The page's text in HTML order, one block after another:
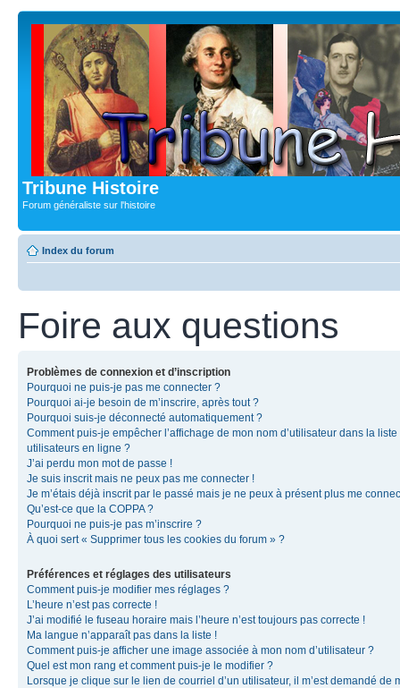
Tribune Histoire
Forum généraliste sur l'histoire
Index du forum
Foire aux questions
Problèmes de connexion et d’inscription
Pourquoi ne puis-je pas me connecter ?
Pourquoi ai-je besoin de m’inscrire, après tout ?
Pourquoi suis-je déconnecté automatiquement ?
Comment puis-je empêcher l’affichage de mon nom d’utilisateur dans la liste
utilisateurs en ligne ?
J’ai perdu mon mot de passe !
Je suis inscrit mais ne peux pas me connecter !
Je m’étais déjà inscrit par le passé mais je ne peux à présent plus me
Qu’est-ce que la COPPA ?
Pourquoi ne puis-je pas m’inscrire ?
À quoi sert « Supprimer tous les cookies du forum » ?
Préférences et réglages des utilisateurs
Comment puis-je modifier mes réglages ?
L’heure n’est pas correcte !
J’ai modifié le fuseau horaire mais l’heure n’est toujours pas correcte !
Ma langue n’apparaît pas dans la liste !
Comment puis-je afficher une image associée à mon nom d’utilisateur ?
Quel est mon rang et comment puis-je le modifier ?
Lorsque je clique sur le lien de courriel d’un utilisateur, il m’est demandé de